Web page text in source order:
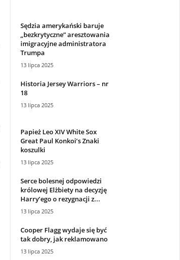
Sędzia amerykański baruje
„bezkrytyczne” aresztowania
imigracyjne administratora
Trumpa
13 lipca 2025
Historia Jersey Warriors – nr
18
13 lipca 2025
Papież Leo XIV White Sox
Great Paul Konkoi’s Znaki
koszulki
13 lipca 2025
Serce bolesnej odpowiedzi
królowej Elżbiety na decyzję
Harry’ego o rezygnacji z...
13 lipca 2025
Cooper Flagg wydaje się być
tak dobry, jak reklamowano
13 lipca 2025